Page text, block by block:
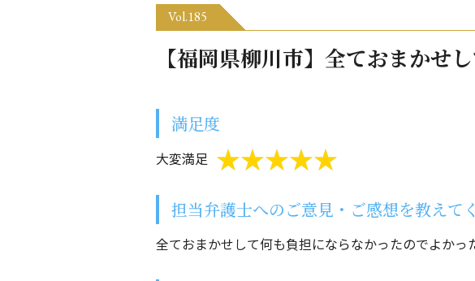
Vol.185
【福岡県柳川市】全ておまかせ
満足度
大変満足
担当弁護士へのご意見・ご感想を教えて
全ておまかせして何も負担にならなかったのでよかっ